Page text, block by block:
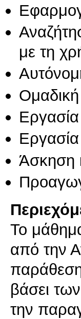
με τη
Εργασία
Άσκηση
Το
από την
βάσει
την